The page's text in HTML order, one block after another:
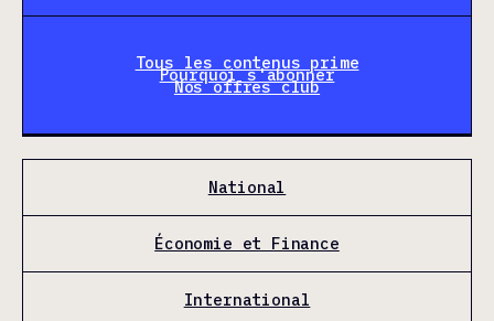
Tous les contenus prime
Pourquoi s'abonner
Nos offres club
National
Économie et Finance
International